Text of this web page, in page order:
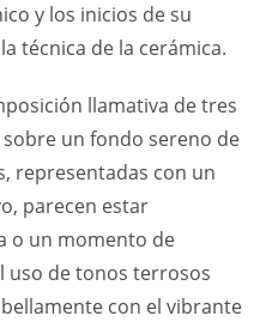
y los inicios de su
técnica de la cerámica.
llamativa de tres
un fondo sereno de
representadas con un
parecen estar
o un momento de
uso de tonos terrosos
con el vibrante